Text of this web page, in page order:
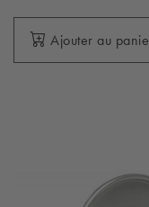
Ajouter au